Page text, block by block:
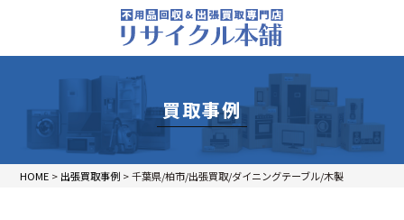
買取事例
HOME > 出張買取事例 >千葉県/柏市/出張買取/ダイニングテーブル/木製